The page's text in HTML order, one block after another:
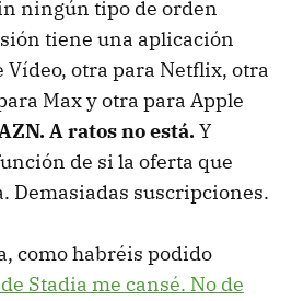
ningún tipo de orden
tiene una aplicación
Vídeo, otra para Netflix, otra
Max y otra para Apple
A ratos no está.Y
de si la oferta que
Demasiadas suscripciones.
como habréis podido
Stadia me cansé. No de